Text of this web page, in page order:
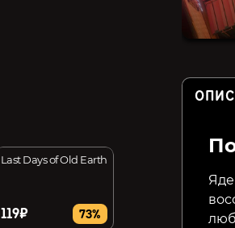
Last Days of Old Earth
119₽ 73% 37%